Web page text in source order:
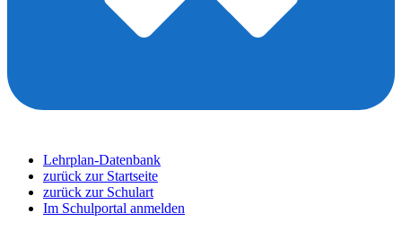
Lehrplan-Datenbank
zurück zur Startseite
zurück zur Schulart
Im Schulportal anmelden